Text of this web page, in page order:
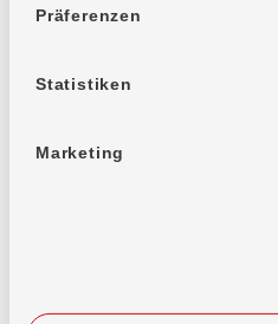
Präferenzen
Statistiken
Marketing